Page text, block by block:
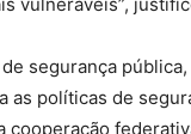
segurança pública,
as políticas de
cooperação